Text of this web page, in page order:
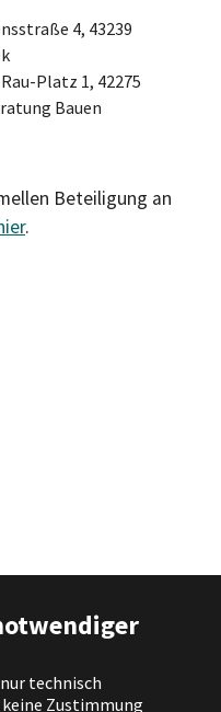
technisch
Zustimmung
4, 43239
Platz 1, 42275
Bauen
Beteiligung an
.